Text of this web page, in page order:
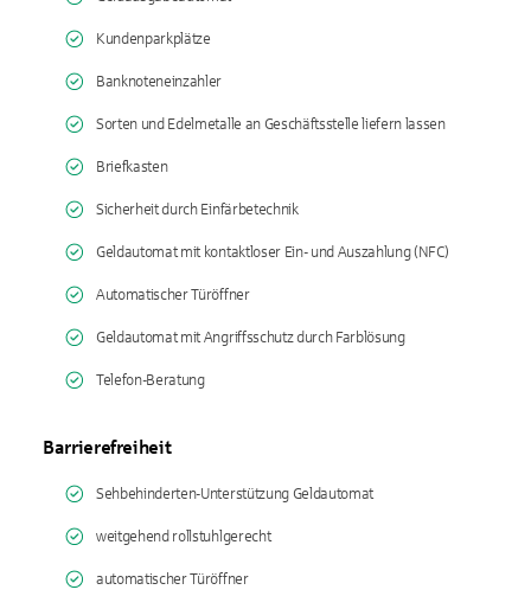
Kundenparkplätze
Banknoteneinzahler
Sorten und Edelmetalle an Geschäftsstelle liefern lassen
Briefkasten
Sicherheit durch Einfärbetechnik
Geldautomat mit kontaktloser Ein- und Auszahlung (NFC)
Automatischer Türöffner
Geldautomat mit Angriffsschutz durch Farblösung
Telefon-Beratung
Barrierefreiheit
Sehbehinderten-Unterstützung Geldautomat
weitgehend rollstuhlgerecht
automatischer Türöffner